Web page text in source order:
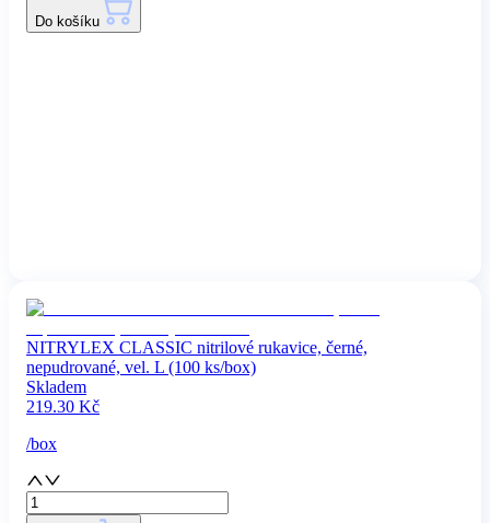
Do košíku
NITRYLEX CLASSIC nitrilové rukavice, černé,
nepudrované, vel. L (100 ks/box)
Skladem
219.30 Kč
/box